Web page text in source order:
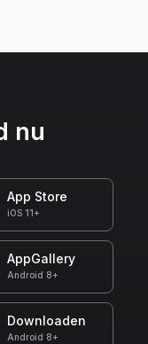
nu
App Store
iOS 11+
AppGallery
Android 8+
Downloaden
Android 8+